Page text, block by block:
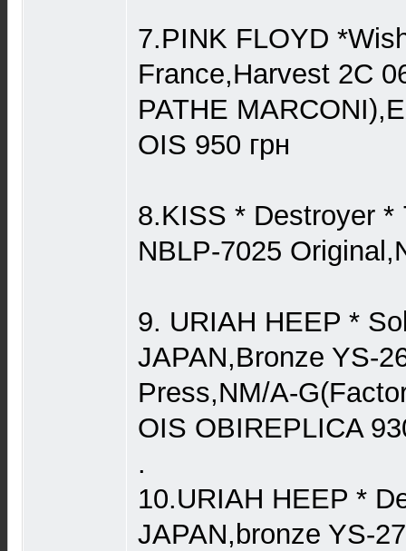
7.PINK FLOYD
France,Harvest 2C
PATHE
OIS 950 грн
8.KISS * Destroyer *
NBLP-7025
9. URIAH HEEP *
JAPAN,Bronze YS-
Press,NM/A-
OIS OBIREPLICA
.
10.URIAH HEEP *
JAPAN,bronze YS-